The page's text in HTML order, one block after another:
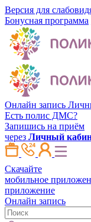
Версия для
Бонусная программа
Онлайн запись
Есть полис ДМС?
Запишись на приём
через Личный
Скачайте
мобильное
приложение
Онлайн запись